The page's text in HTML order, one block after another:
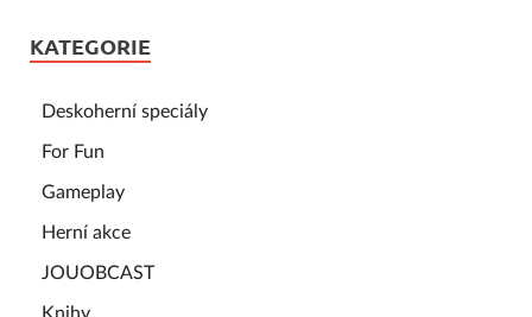
KATEGORIE
Deskoherní speciály
For Fun
Gameplay
Herní akce
JOUOBCAST